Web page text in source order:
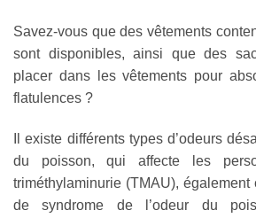
Savez-vous que des vêtements
sont disponibles, ainsi que des
placer dans les vêtements pour
flatulences ?
Il existe différents types d’odeurs
du poisson, qui affecte les
triméthylaminurie (TMAU),
de syndrome de l’odeur du